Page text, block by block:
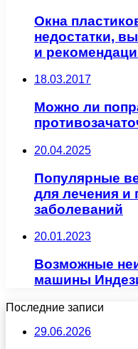
Окна
недостатки,
и
18.03.2017
Можно ли
20.04.2025
Популярные
для лечения и
заболеваний
20.01.2023
Возможные
машины
Последние записи
29.06.2026